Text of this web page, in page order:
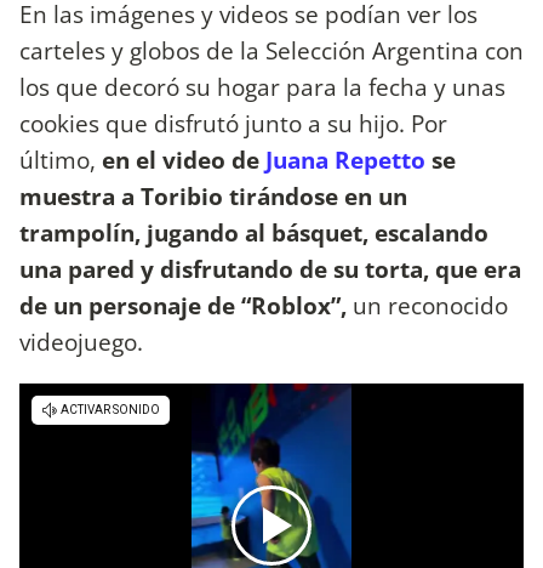
En las imágenes y videos se podían ver los
carteles y globos de la Selección Argentina con
los que decoró su hogar para la fecha y unas
cookies que disfrutó junto a su hijo. Por
último, en el video de Juana Repetto se
muestra a Toribio tirándose en un
trampolín, jugando al básquet, escalando
una pared y disfrutando de su torta, que era
de un personaje de “Roblox”, un reconocido
videojuego.